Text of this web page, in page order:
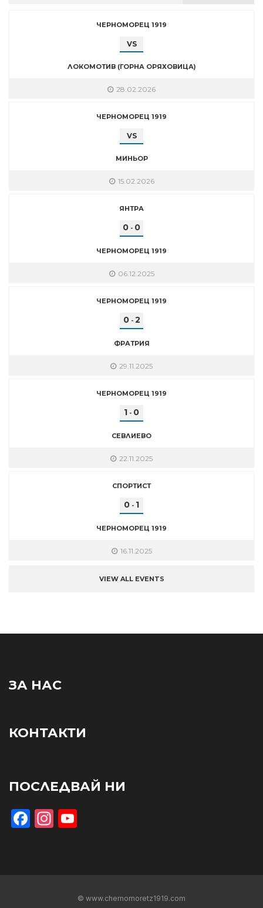
ЧЕРНОМОРЕЦ 1919
VS
ЛОКОМОТИВ (ГОРНА ОРЯХОВИЦА)
28.02.2026
ЧЕРНОМОРЕЦ 1919
VS
МИНЬОР
15.02.2026
ЯНТРА
0 - 0
ЧЕРНОМОРЕЦ 1919
06.12.2025
ЧЕРНОМОРЕЦ 1919
0- 2
ФРАТРИЯ
29.11.2025
ЧЕРНОМОРЕЦ 1919
1 - 0
СЕВЛИЕВО
22.11.2025
СПОРТИСТ
0 - 1
ЧЕРНОМОРЕЦ 1919
16.11.2025
VIEW ALL EVENTS
ЗА НАС
КОНТАКТИ
ПОСЛЕДВАЙ НИ
Facebook
Instagram
© www.chernomoretz1919.com